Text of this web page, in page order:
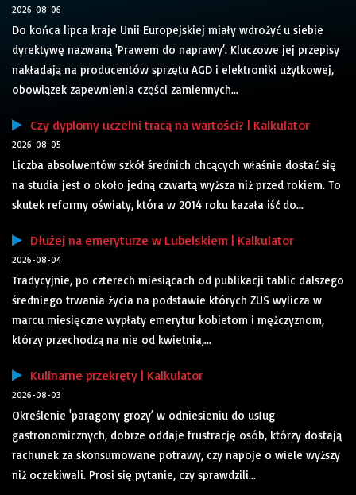
2026-08-06
Do końca lipca kraje Unii Europejskiej miały wdrożyć u siebie
dyrektywę nazwaną 'Prawem do naprawy’. Kluczowe jej przepisy
nakładają na producentów sprzętu AGD i elektroniki użytkowej,
obowiązek zapewnienia części zamiennych...
Czy dyplomy uczelni tracą na wartości? | Kalkulator
2026-08-05
Liczba absolwentów szkół średnich chcących właśnie dostać się
na studia jest o około jedną czwartą wyższa niż przed rokiem. To
skutek reformy oświaty, która w 2014 roku kazała iść do...
Dłużej na emeryturze w Lubelskiem | Kalkulator
2026-08-04
Tradycyjnie, po czterech miesiącach od publikacji tablic dalszego
średniego trwania życia na podstawie których ZUS wylicza w
marcu miesięczne wypłaty emerytur kobietom i mężczyznom,
którzy przechodzą na nie od kwietnia,...
Kulinarne przekręty | Kalkulator
2026-08-03
Określenie 'paragony grozy’ w odniesieniu do usług
gastronomicznych, dobrze oddaje frustrację osób, którzy dostają
rachunek za skonsumowane potrawy, czy napoje o wiele wyższy
niż oczekiwali. Prosi się pytanie, czy sprawdzili...